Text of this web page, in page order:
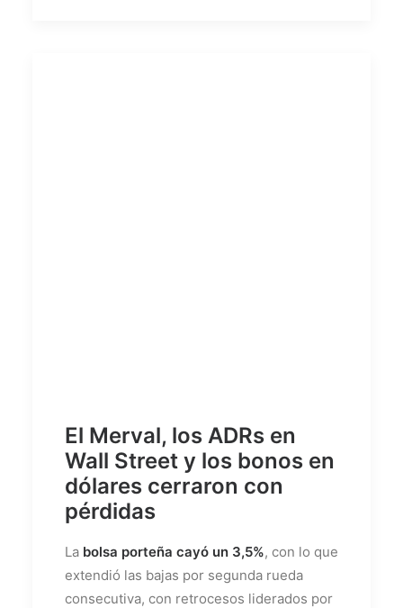
El Merval, los ADRs en
Wall Street y los bonos en
dólares cerraron con
pérdidas
La bolsa porteña cayó un 3,5%, con lo que
extendió las bajas por segunda rueda
consecutiva, con retrocesos liderados por